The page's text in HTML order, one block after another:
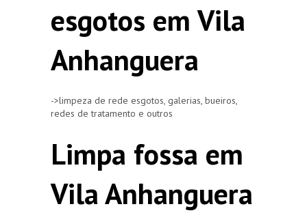
esgotos em Vila
Anhanguera
->limpeza de rede esgotos, galerias, bueiros,
redes de tratamento e outros
Limpa fossa em
Vila Anhanguera